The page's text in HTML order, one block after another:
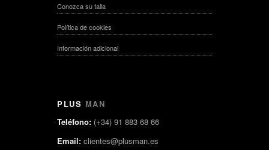
Conozca su talla
Política de cookies
Información adicional
PLUS MAN
Teléfono: (+34) 91 883 68 66
Email: clientes@plusman.es